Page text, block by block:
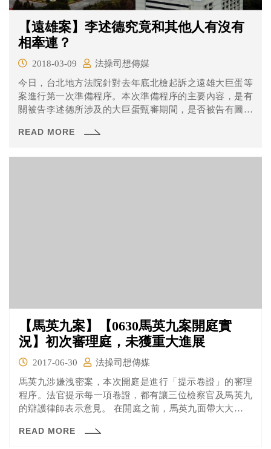
【遠雄案】李述德究竟和其他人有沒有
相牽連？
2018-03-09
法操司想傳媒
今日，台北地方法院針對去年底北檢起訴之遠雄大巨蛋等
案進行第一次準備程序。本次準備程序的主要內容，是有
關被告李述德所涉及的大巨蛋甄審期間，是否被告有圖利
力、是否調查新證據等進行確認。讓我們來看看有那些事
READ MORE
【馬英九案】【0630馬英九案開庭實
況】初次審理庭，未獲重大進展
2017-06-30
法操司想傳媒
馬英九涉嫌洩密案，本次開庭是進行「提示卷證」的審理
程序。法官提示每一項卷證，都有讓三位檢察官及馬英九
的辯護律師表示意見。 在開庭之前，馬英九面帶大大的微
表達，馬英九也一直面帶笑容，和吳至格律師討論案件
READ MORE